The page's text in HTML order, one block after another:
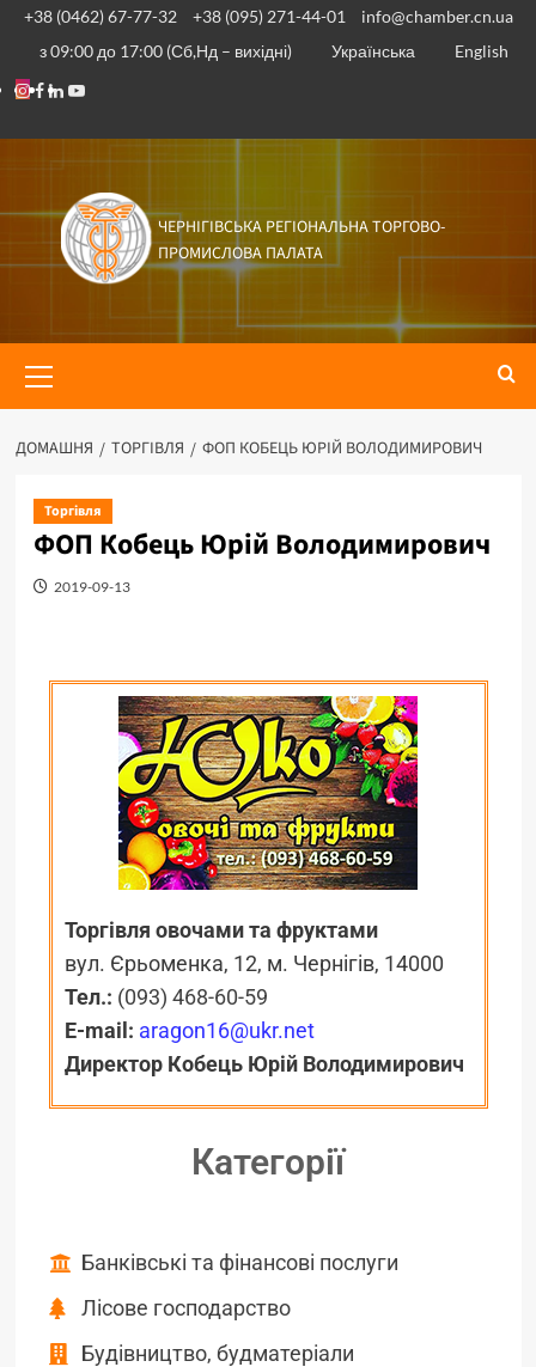
+38 (0462) 67-77-32 +38 (095) 271-44-01
info@chamber.cn.ua
з 09:00 до 17:00 (Сб,Нд – вихідні)
Українська English
ЧЕРНІГІВСЬКА РЕГІОНАЛЬНА ТОРГОВО-
ПРОМИСЛОВА ПАЛАТА
ДОМАШНЯ ТОРГІВЛЯ ФОП КОБЕЦЬ ЮРІЙ ВОЛОДИМИРОВИЧ
Торгівля
ФОП Кобець Юрій Володимирович
2019-09-13
Торгівля овочами та фруктами
вул. Єрьоменка, 12, м. Чернігів, 14000
Тел.: (093) 468-60-59
E-mail: aragon16@ukr.net
Директор Кобець Юрій Володимирович
Категорії
Банківські та фінансові послуги
Лісове господарство
Будівництво, будматеріали